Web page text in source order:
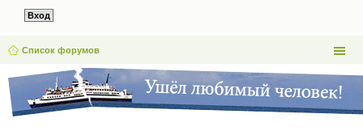
Список форумов